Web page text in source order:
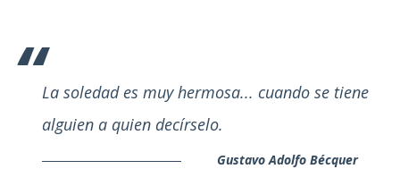
La soledad es muy hermosa... cuando se tiene
alguien a quien decírselo.
Gustavo Adolfo Bécquer